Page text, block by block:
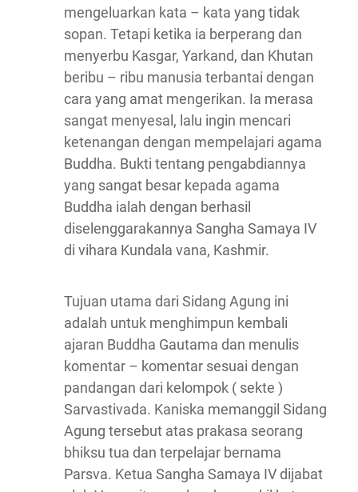
mengeluarkan kata – kata yang tidak
sopan. Tetapi ketika ia berperang dan
menyerbu Kasgar, Yarkand, dan Khutan
beribu – ribu manusia terbantai dengan
cara yang amat mengerikan. Ia merasa
sangat menyesal, lalu ingin mencari
ketenangan dengan mempelajari agama
Buddha. Bukti tentang pengabdiannya
yang sangat besar kepada agama
Buddha ialah dengan berhasil
diselenggarakannya Sangha Samaya IV
di vihara Kundala vana, Kashmir.
Tujuan utama dari Sidang Agung ini
adalah untuk menghimpun kembali
ajaran Buddha Gautama dan menulis
komentar – komentar sesuai dengan
pandangan dari kelompok ( sekte )
Sarvastivada. Kaniska memanggil Sidang
Agung tersebut atas prakasa seorang
bhiksu tua dan terpelajar bernama
Parsva. Ketua Sangha Samaya IV dijabat